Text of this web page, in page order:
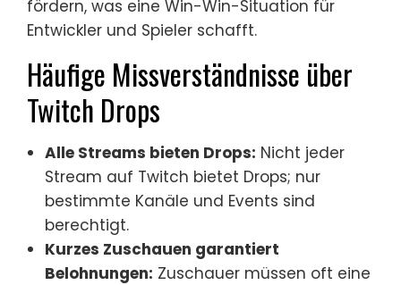
fördern, was eine Win-Win-Situation für
Entwickler und Spieler schafft.
Häufige Missverständnisse über
Twitch Drops
Alle Streams bieten Drops: Nicht jeder
Stream auf Twitch bietet Drops; nur
bestimmte Kanäle und Events sind
berechtigt.
Kurzes Zuschauen garantiert
Belohnungen: Zuschauer müssen oft eine